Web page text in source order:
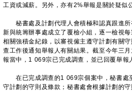
工資或減薪。另外，亦有2%舉報是關於疑似
秘書處及計劃代理人會積極和認真跟進所
新與統籌辦事處成立了覆檢小組，逐一檢視
相關強積金紀錄，以審視僱主遵守計劃有關
查工作後通知舉報人有關結果。截至今年三
報當中，1 069宗已完成調查，並已回覆舉報
在已完成調查的1 069宗個案中，秘書處
守計劃的守則及條款；秘書處會根據計劃的